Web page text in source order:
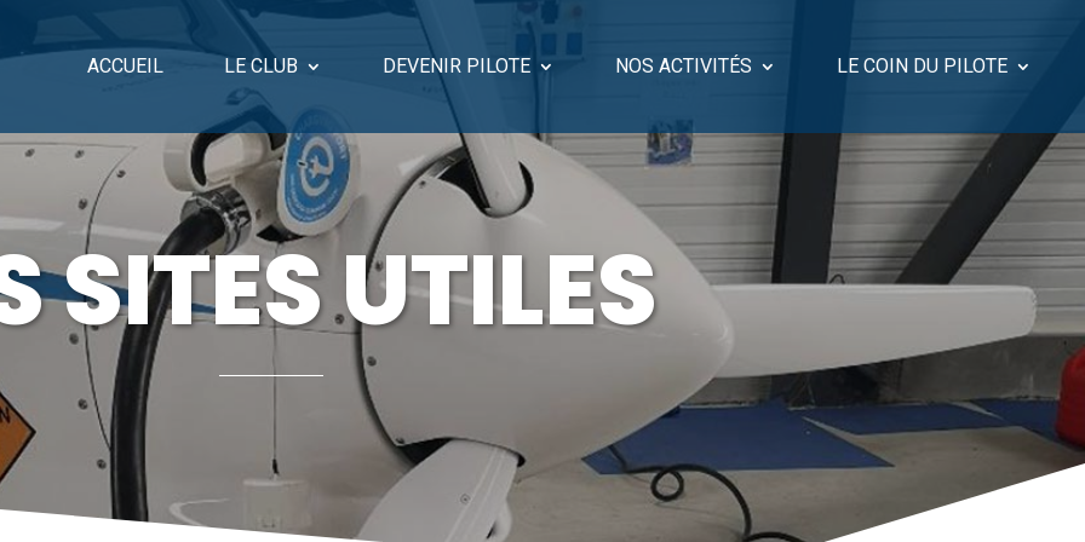
ACCUEIL LE CLUB DEVENIR PILOTE NOS ACTIVITÉS LE COIN DU PILOTE
SITES UTILES